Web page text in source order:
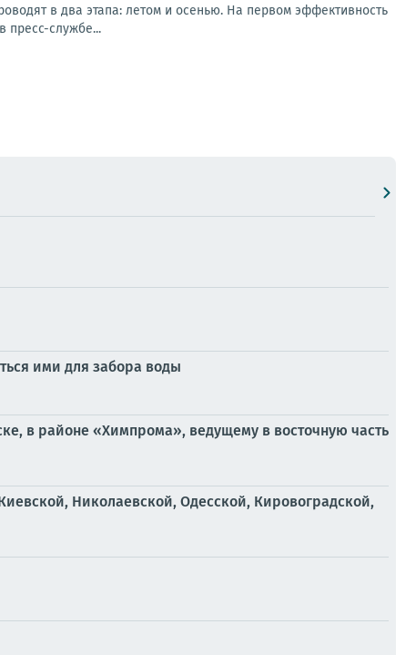
в два этапа: летом и осенью. На первом эффективность
пресс-службе...
ими для забора воды
в районе «Химпрома», ведущему в восточную часть
Николаевской, Одесской, Кировоградской,